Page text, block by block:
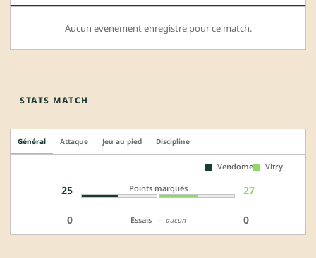
Aucun evenement enregistre pour ce match.
STATS MATCH
Général Attaque Jeu au pied Discipline
Vendome Vitry
25 Points marqués 27
0 Essais — aucun 0